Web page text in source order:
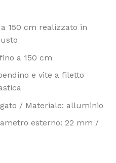
150 cm realizzato in
a 150 cm
e vite a filetto
/ Materiale: alluminio
esterno: 22 mm /